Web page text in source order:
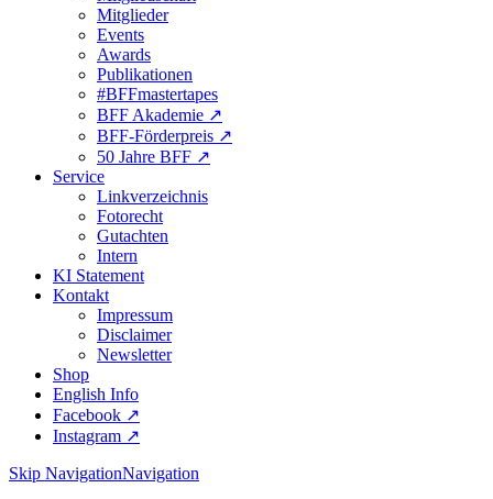
Mitglieder
Events
Awards
Publikationen
#BFFmastertapes
BFF Akademie ↗︎
BFF-Förderpreis ↗︎
50 Jahre BFF ↗︎
Service
Linkverzeichnis
Fotorecht
Gutachten
Intern
KI Statement
Kontakt
Impressum
Disclaimer
Newsletter
Shop
English Info
Facebook ↗︎
Instagram ↗︎
Skip NavigationNavigation